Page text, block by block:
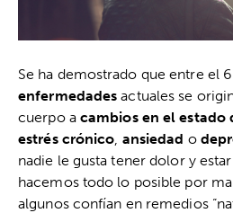
Se ha demostrado que entre el
enfermedades actuales se
cuerpo a cambios en el estado
estrés crónico, ansiedad o
nadie le gusta tener dolor y
hacemos todo lo posible por
algunos confían en remedios